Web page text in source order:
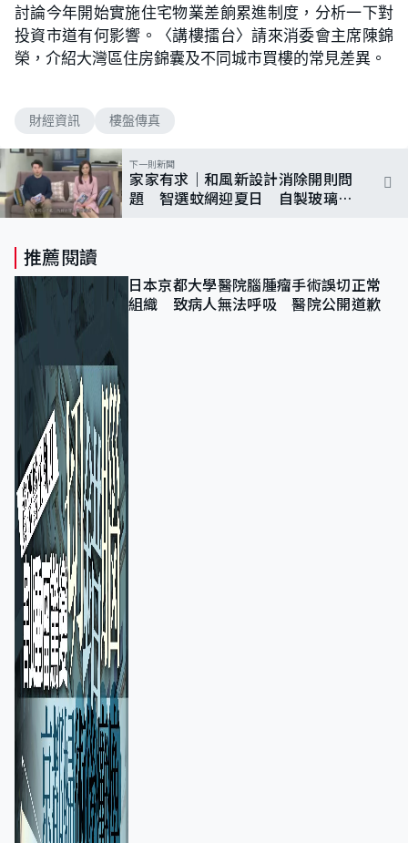
討論今年開始實施住宅物業差餉累進制度，分析一下對
投資市道有何影響。〈講樓擂台〉請來消委會主席陳錦
榮，介紹大灣區住房錦囊及不同城市買樓的常見差異。
財經資訊 樓盤傳真
下一則新聞
家家有求｜和風新設計消除開則問
題 智選蚊網迎夏日 自製玻璃配
推薦閱讀
日本京都大學醫院腦腫瘤手術誤切正常
組織 致病人無法呼吸 醫院公開道歉